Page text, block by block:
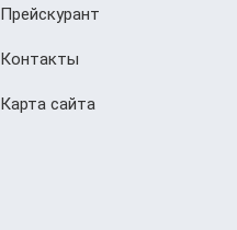
Прейскурант
Контакты
Карта сайта